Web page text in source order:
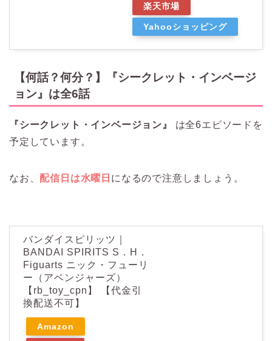
楽天市場
Yahooショッピング
【何話？何分？】『シークレット・インベージ
ョン』は全6話
『シークレット・インベージョン』 は全6エピソードを
予定しています。
なお、 配信日は水曜日 になるので注意しましょう。
バンダイスピリッツ｜
BANDAI SPIRITS S．H．
Figuarts ニック・フューリ
ー（アベンジャーズ）
【rb_toy_cpn】 【代金引
換配送不可】
Amazon